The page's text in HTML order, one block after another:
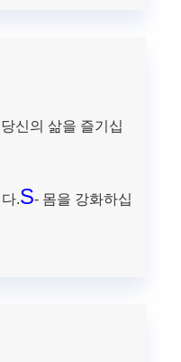
신의 삶을 즐기십
.S- 몸을 강화하십